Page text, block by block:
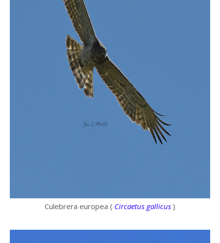
Culebrera europea ( Circaetus gallicus )